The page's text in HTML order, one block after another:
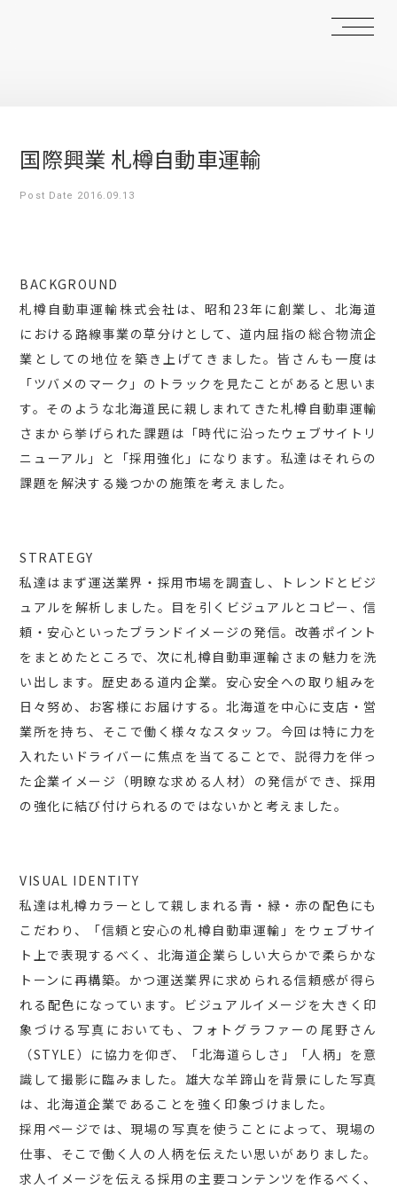
国際興業 札樽自動車運輸
Post Date 2016.09.13
BACKGROUND
札樽自動車運輸株式会社は、昭和23年に創業し、北海道
における路線事業の草分けとして、道内屈指の総合物流企
業としての地位を築き上げてきました。皆さんも一度は
「ツバメのマーク」のトラックを見たことがあると思いま
す。そのような北海道民に親しまれてきた札樽自動車運輸
さまから挙げられた課題は「時代に沿ったウェブサイトリ
ニューアル」と「採用強化」になります。私達はそれらの
課題を解決する幾つかの施策を考えました。
STRATEGY
私達はまず運送業界・採用市場を調査し、トレンドとビジ
ュアルを解析しました。目を引くビジュアルとコピー、信
頼・安心といったブランドイメージの発信。改善ポイント
をまとめたところで、次に札樽自動車運輸さまの魅力を洗
い出します。歴史ある道内企業。安心安全への取り組みを
日々努め、お客様にお届けする。北海道を中心に支店・営
業所を持ち、そこで働く様々なスタッフ。今回は特に力を
入れたいドライバーに焦点を当てることで、説得力を伴っ
た企業イメージ（明瞭な求める人材）の発信ができ、採用
の強化に結び付けられるのではないかと考えました。
VISUAL IDENTITY
私達は札樽カラーとして親しまれる青・緑・赤の配色にも
こだわり、「信頼と安心の札樽自動車運輸」をウェブサイ
ト上で表現するべく、北海道企業らしい大らかで柔らかな
トーンに再構築。かつ運送業界に求められる信頼感が得ら
れる配色になっています。ビジュアルイメージを大きく印
象づける写真においても、フォトグラファーの尾野さん
（STYLE）に協力を仰ぎ、「北海道らしさ」「人柄」を意
識して撮影に臨みました。雄大な羊蹄山を背景にした写真
は、北海道企業であることを強く印象づけました。
採用ページでは、現場の写真を使うことによって、現場の
仕事、そこで働く人の人柄を伝えたい思いがありました。
求人イメージを伝える採用の主要コンテンツを作るべく、